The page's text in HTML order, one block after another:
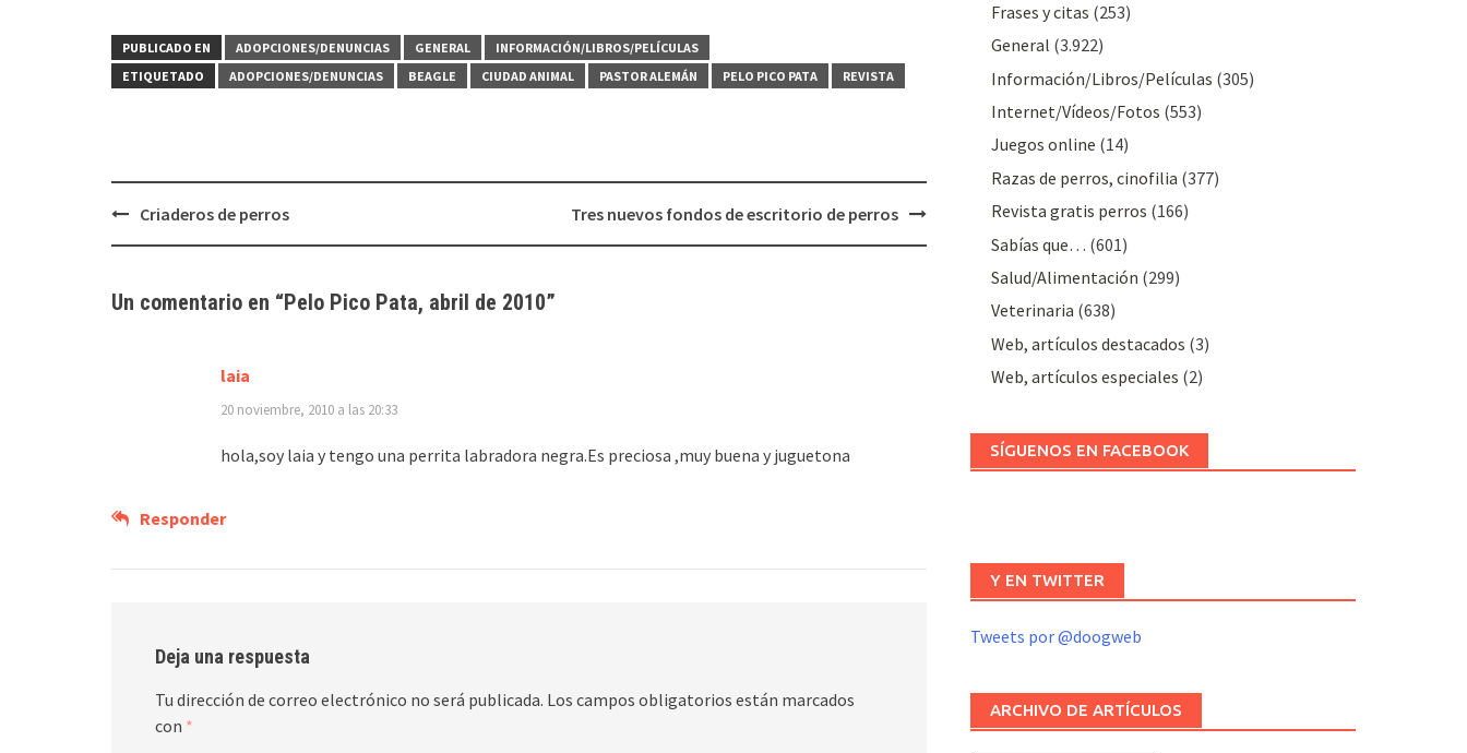
PUBLICADO EN ADOPCIONES/DENUNCIAS GENERAL
INFORMACIÓN/LIBROS/PELÍCULAS
ETIQUETADO
ADOPCIONES/DENUNCIAS BEAGLE CIUDAD ANIMAL PASTOR ALEMÁN PELO PICO PATA REVISTA
Navegación
de
Criaderos de perros Tres nuevos fondos de escritorio de perros
Un comentario en “Pelo Pico Pata, abril de 2010”
laia
20 noviembre, 2010 a las 20:33
hola,soy laia y tengo una perrita labradora negra.Es preciosa ,muy buena y juguetona
Responder
Deja una respuesta
Tu dirección de correo electrónico no será publicada. Los campos obligatorios están marcados
con *
Frases y citas (253)
General (3.922)
Información/Libros/Películas (305)
Internet/Vídeos/Fotos (553)
Juegos online (14)
Razas de perros, cinofilia (377)
Revista gratis perros (166)
Sabías que… (601)
Salud/Alimentación (299)
Veterinaria (638)
Web, artículos destacados (3)
Web, artículos especiales (2)
SÍGUENOS EN FACEBOOK
Y EN TWITTER
Tweets por @doogweb
ARCHIVO DE ARTÍCULOS